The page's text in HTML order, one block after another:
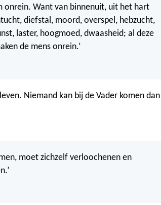
onrein. Want van binnenuit, uit het hart
diefstal, moord, overspel, hebzucht,
laster, hoogmoed, dwaasheid; al deze
de mens onrein.’
Niemand kan bij de Vader komen dan
moet zichzelf verloochenen en